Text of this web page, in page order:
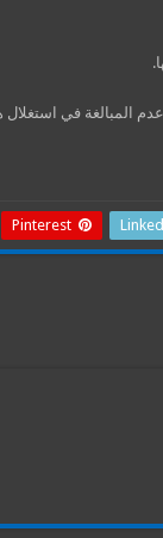
المبالغة في استغلال
Pinterest